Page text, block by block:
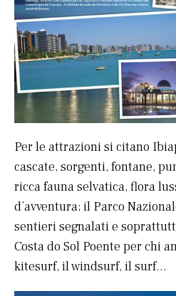
Per le attrazioni si citano
cascate, sorgenti, fontane,
ricca fauna selvatica, flora
d’avventura; il Parco
sentieri segnalati e
Costa do Sol Poente per chi
kitesurf, il windsurf, il surf…